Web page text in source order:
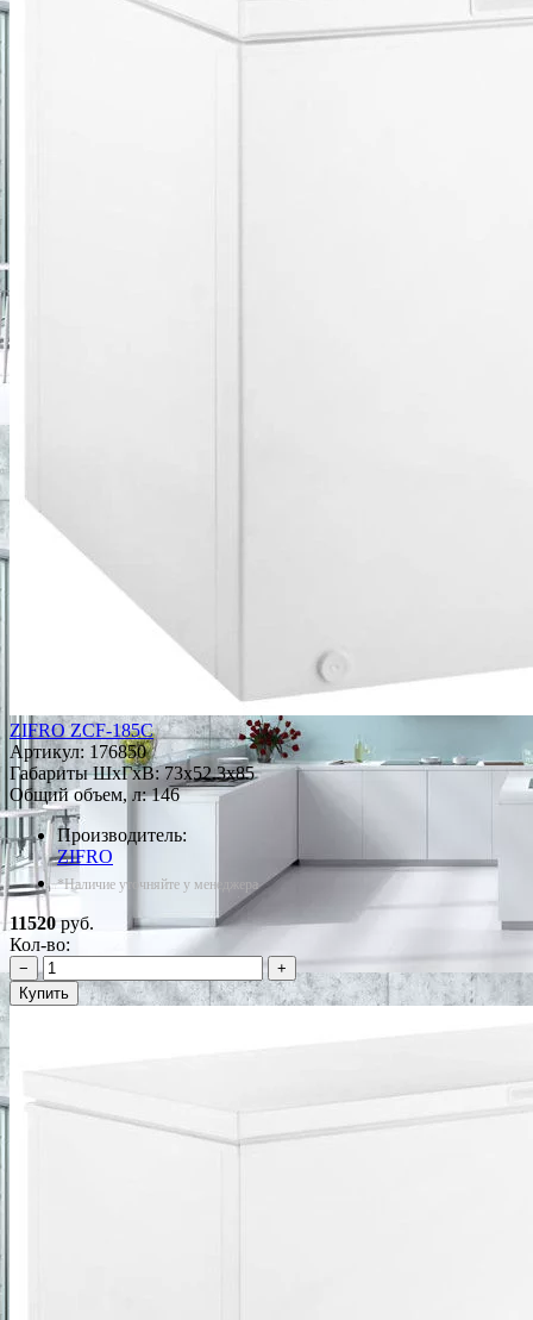
ZIFRO ZCF-185C
Артикул: 176850
Габариты ШxГxВ: 73x52.3x85
Общий объем, л: 146
Производитель:
ZIFRO
*Наличие уточняйте у менеджера
11520руб.
Кол-во:
−
+
Купить